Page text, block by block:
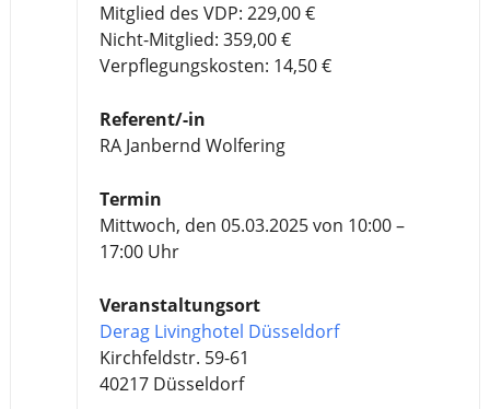
Mitglied des VDP: 229,00 €
Nicht-Mitglied: 359,00 €
Verpflegungskosten: 14,50 €
Referent/-in
RA Janbernd Wolfering
Termin
Mittwoch, den 05.03.2025 von 10:00 –
17:00 Uhr
Veranstaltungsort
Derag Livinghotel Düsseldorf
Kirchfeldstr. 59-61
40217 Düsseldorf